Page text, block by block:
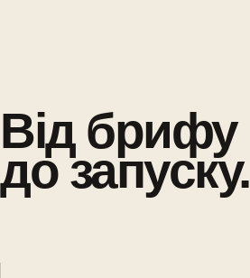
Від брифу
до запуску.